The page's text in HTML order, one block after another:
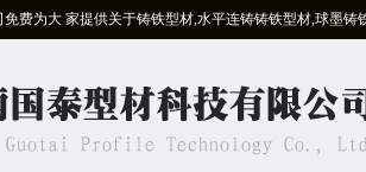
费为大 家提供关于铸铁型材,水平连铸铸铁型材,球墨铸